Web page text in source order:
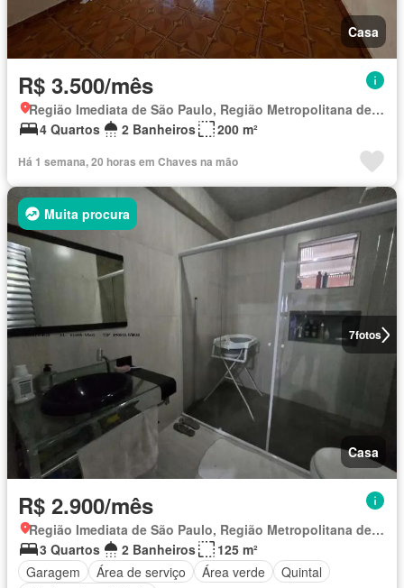
Casa
R$ 3.500/mês
Região Imediata de São Paulo, Região Metropolitana de São Paulo
4 Quartos
2 Banheiros 200 m²
Há 1 semana, 20 horas em Chaves na mão
7fotos
Muita procura
Casa
R$ 2.900/mês
Região Imediata de São Paulo, Região Metropolitana de São Paulo
3 Quartos
2 Banheiros
125 m²
Garagem
Área de serviço Área verde
Quintal